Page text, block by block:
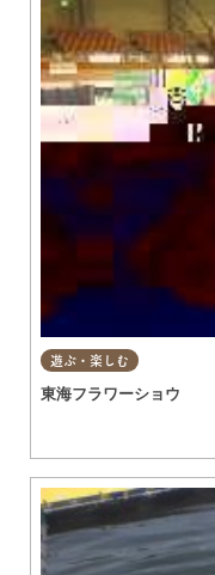
遊ぶ・楽しむ
東海フラワーショウ